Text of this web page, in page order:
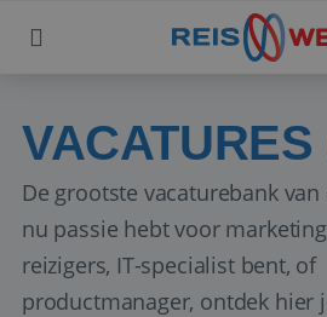
VACATURES
De grootste vacaturebank
nu passie hebt voor
reizigers, IT-specialist bent, of
productmanager, ontdek hier